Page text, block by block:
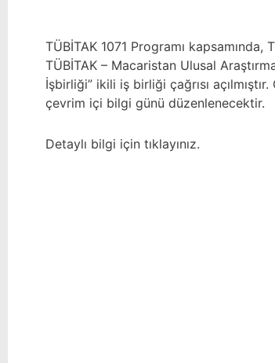
TÜBİTAK 1071 Programı
TÜBİTAK – Macaristan Ulusal
İşbirliği” ikili iş birliği çağrısı
çevrim içi bilgi günü düzenlenecektir.
Detaylı bilgi için tıklayınız.